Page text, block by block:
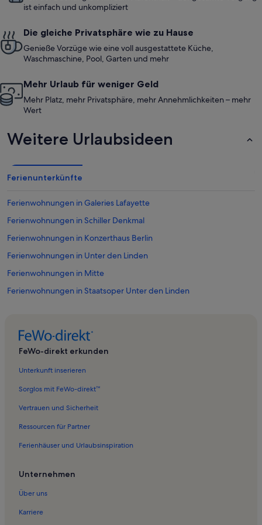
jederzeit wieder kommen!!!
ist einfach und unkompliziert
Die gleiche Privatsphäre wie zu Hause
Genieße Vorzüge wie eine voll ausgestattete Küche,
Waschmaschine, Pool, Garten und mehr
Mehr Urlaub für weniger Geld
Mehr Platz, mehr Privatsphäre, mehr Annehmlichkeiten – mehr
Wert
Weitere Urlaubsideen
Ferienunterkünfte
Ferienwohnungen in Galeries Lafayette
Ferienwohnungen in Schiller Denkmal
Ferienwohnungen in Konzerthaus Berlin
Ferienwohnungen in Unter den Linden
Ferienwohnungen in Mitte
Ferienwohnungen in Staatsoper Unter den Linden
Checkpoint Charlie
Ferienwohnungen in Friedrichswerdersche Kirche
Ferienwohnungen in Trabi-Museum
Ferienwohnungen in Komische Oper Berlin
Ferienwohnungen in Nolde-Museum
Ferienwohnungen in Bebelplatz
Ferienwohnungen in Deutsche Bank KunstHalle
Ferienwohnungen in Gendarmenmarkt
Ferienwohnungen in Stasi Ausstellung
Ferienwohnungen in GSW-Hauptquartier
FeWo-direkt erkunden
Unterkunft inserieren
Sorglos mit FeWo-direkt™
Vertrauen und Sicherheit
Ressourcen für Partner
Ferienhäuser und Urlaubsinspiration
Unternehmen
Über uns
Karriere